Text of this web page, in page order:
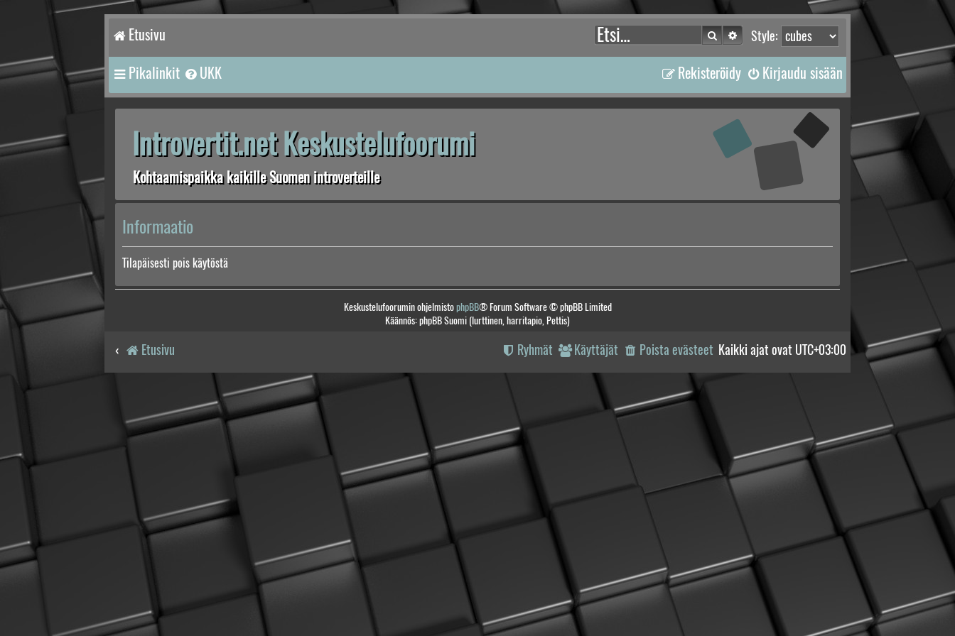
Etusivu Style:
Etsi Tarkennettu haku
Pikalinkit UKK Kirjaudu sisään
Rekisteröidy
Introvertit.net Keskustelufoorumi
Kohtaamispaikka kaikille Suomen introverteille
Informaatio
Tilapäisesti pois käytöstä
Keskustelufoorumin ohjelmistophpBB® Forum Software © phpBB Limited
Käännös: phpBB Suomi (lurttinen, harritapio, Pettis)
Etusivu Kaikki ajat ovat UTC+03:00
Poista evästeet
Käyttäjät
Ryhmät